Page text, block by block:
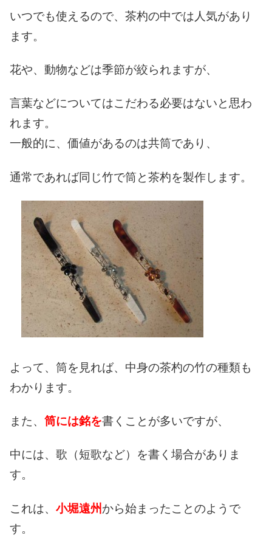
いつでも使えるので、茶杓の中では人気があり
ます。
花や、動物などは季節が絞られますが、
言葉などについてはこだわる必要はないと思わ
れます。
一般的に、価値があるのは共筒であり、
通常であれば同じ竹で筒と茶杓を製作します。
よって、筒を見れば、中身の茶杓の竹の種類も
わかります。
また、 筒には銘を書くことが多いですが、
中には、歌（短歌など）を書く場合がありま
す。
これは、 小堀遠州から始まったことのようで
す。